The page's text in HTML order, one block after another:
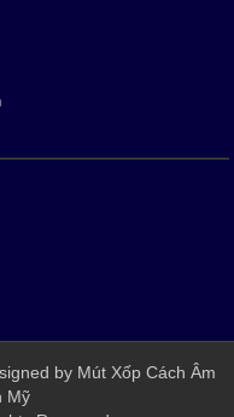
by Mút Xốp Cách Âm
Mỹ